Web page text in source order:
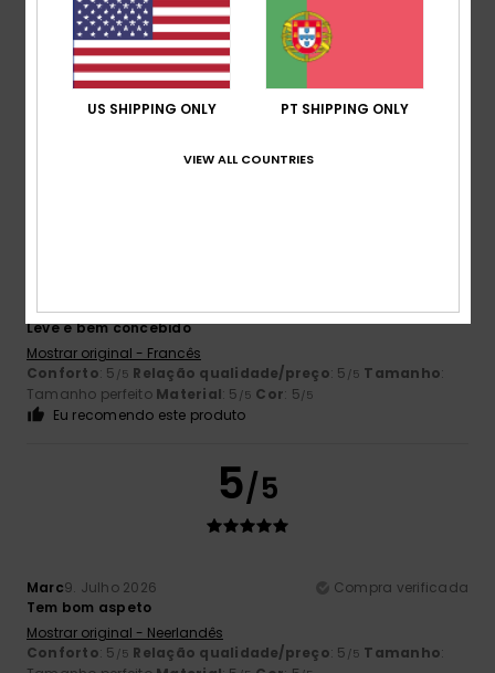
Muito pequenoDemasiado grande
MAX12. Julho 2026
Compra verificada
Leve e bem concebido
Mostrar original - Francês
Conforto: 5 /5 Relação qualidade/preço: 5 /5 Tamanho:
Tamanho perfeito Material: 5 /5 Cor: 5/5
Eu recomendo este produto
5/5
Marc9. Julho 2026
Compra verificada
Tem bom aspeto
Mostrar original - Neerlandês
Conforto: 5 /5 Relação qualidade/preço: 5 /5 Tamanho:
US SHIPPING ONLY PT SHIPPING ONLY
VIEW ALL COUNTRIES